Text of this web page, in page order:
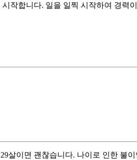
작합니다. 일을 일찍 시작하여 경
살이면 괜찮습니다. 나이로 인한 불